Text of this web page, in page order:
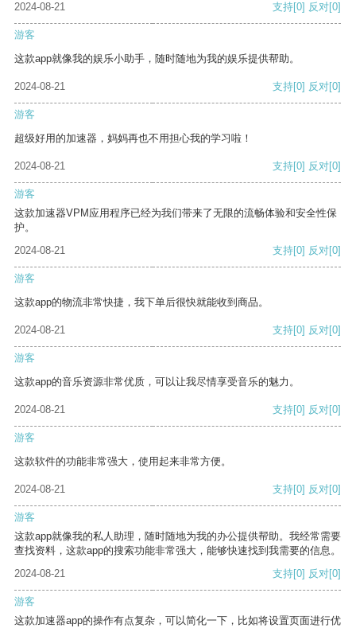
2024-08-21
支持[0] 反对[0]
游客
这款app就像我的娱乐小助手，随时随地为我的娱乐提供帮助。
2024-08-21 支持[0] 反对[0]
游客
超级好用的加速器，妈妈再也不用担心我的学习啦！
2024-08-21 支持[0] 反对[0]
游客
这款加速器VPM应用程序已经为我们带来了无限的流畅体验和安全性保
护。
2024-08-21
支持[0] 反对[0]
游客
这款app的物流非常快捷，我下单后很快就能收到商品。
2024-08-21 支持[0] 反对[0]
游客
这款app的音乐资源非常优质，可以让我尽情享受音乐的魅力。
2024-08-21 支持[0] 反对[0]
游客
这款软件的功能非常强大，使用起来非常方便。
2024-08-21 支持[0] 反对[0]
游客
这款app就像我的私人助理，随时随地为我的办公提供帮助。我经常需要
查找资料，这款app的搜索功能非常强大，能够快速找到我需要的信息。
2024-08-21
支持[0] 反对[0]
游客
这款加速器app的操作有点复杂，可以简化一下，比如将设置页面进行优